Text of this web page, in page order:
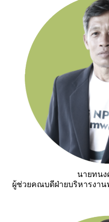
นายทน
ผู้ช่วยคณบดีฝ่ายบริหารงา